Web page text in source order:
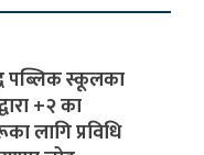
पब्लिक स्कूलका
+२ का
लागि प्रविधि